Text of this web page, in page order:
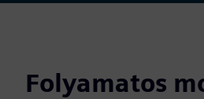
Folyamatos